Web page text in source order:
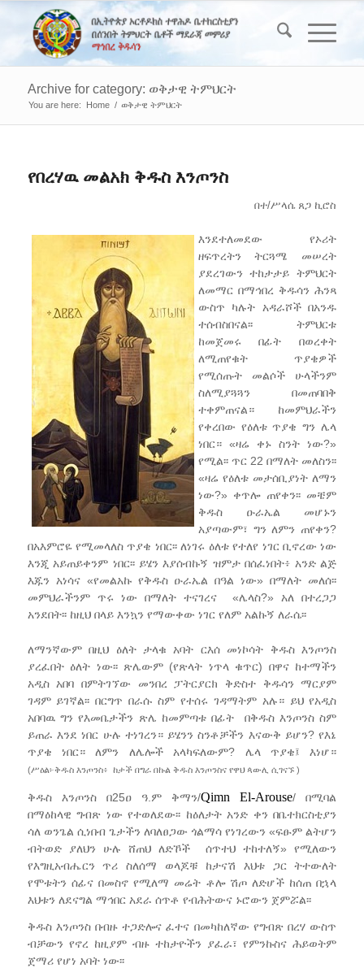
Archive for category: ወቅታዊ ትምህርት
You are here: Home / ወቅታዊ ትምህርት
የበረሃዉ መልአክ ቅዱስ እንጦንስ
በተ/ሥላሴ ጸጋ ኪሮስ
እንደተለመደው የኦሪት
ዘፍጥረትን ትርጓሜ መሠረት
ያደረገውን ተከታታይ ትምህርት
ለመማር በማኅበረ ቅዱሳን ሕንጻ
ውስጥ ካሉት አዳራሾች በአንዱ
ተሰብስበናል፡፡ ትምህርቱ
ከመጀመሩ በፊት በወረቀት
ለሚጠየቁት ጥያቄዎች
የሚሰጡት መልሶች ሁላችንም
ስለሚያጓጓን በመጠባበቅ
ተቀምጠናል። ከመምህራችን
የቀረበው የዕለቱ ጥያቄ ግን ሌላ
ነበር። «ዛሬ ቀኑ ስንት ነው?»
የሚል፡፡ ጥር 22 በማለት መለስን፡፡
«ዛሬ የዕለቱ መታሰቢያነት ለማን
ነው?» ቀጥሎ ጠየቀን፡፡ መቼም
ቅዱስ ዑራኤል መሆኑን
አያጣውም፣ ግን ለምን ጠየቀን?
በአእምሮዬ የሚመላለስ ጥያቄ ነበር፡፡ ለነገሩ ዕለቱ የተለየ ነገር ቢኖረው ነው
እንጂ አይጠይቀንም ነበር፡፡ ይሄን እያሰብኩኝ ዝምታ በሰፈነበት፥ አንድ ልጅ
እጁን አነሳና «የመልአኩ የቅዱስ ዑራኤል በዓል ነው» በማለት መለሰ፡፡
መምህራችንም ጥሩ ነው በማለት ተናገረና «ሌላስ?» አለ በተረጋጋ
አንደበት፡፡ ከዚህ በላይ እንኳን የማውቀው ነገር የለም አልኩኝ ለራሴ፡፡
ለማንኛውም በዚህ ዕለት ታላቁ አባት ርእሰ መነኮሳት ቅዱስ እንጦንስ
ያረፈበት ዕለት ነው፡፡ ጽሌውም (የጽላት ነጥላ ቁጥር) በዋና ከተማችን
አዲስ አበባ በምትገኘው መንበረ ፓትርያርክ ቅድስተ ቅዱሳን ማርያም
ገዳም ይገኛል፡፡ በርግጥ በራሱ ስም የተሰሩ ገዳማትም አሉ። ይህ የአዲስ
አበባዉ ግን የእመቤታችን ጽሌ ከመምጣቱ በፊት በቅዱስ እንጦንስ ስም
ይጠራ እንደ ነበር ሁሉ ተነገረን። ይሄንን ስንቶቻችን እናውቅ ይሆን? የእኔ
ጥያቄ ነበር። ለምን ለሌሎች አላካፍለውም? ሌላ ጥያቄ፤ እነሆ።
(ሥዕል፦ቅዱስ እንጦንስ፥ ከታች በግራ በኩል ቅዱስ እንጦንስና የዋህ ጳውሊ ሲገናኙ )
ቅዱስ እንጦንስ በ25ዐ ዓ.ም ቅማን/Qimn El-Arouse/ በሚባል
በማዕከላዊ ግብጽ ነው የተወለደው፡፡ ከዕለታት አንድ ቀን በቤተክርስቲያን
ሳለ ወንጌል ሲነበብ ጌታችን ለባለፀጋው ጎልማሳ የነገረውን «ፍፁም ልትሆን
ብትወድ ያለህን ሁሉ ሸጠህ ለድኾች ሰጥተህ ተከተለኝ» የሚለውን
የእግዚአብሔርን ጥሪ ስለሰማ ወላጆቹ ከታናሽ እህቱ ጋር ትተውለት
የሞቱትን ሰፊና በመስኖ የሚለማ መሬት ቶሎ ሽጦ ለድሆች ከሰጠ በኋላ
እህቱን ለደናግል ማኅበር አደራ ሰጥቶ የብሕትውና ኑሮውን ጀምሯል፡፡
ቅዱስ እንጦንስ በብዙ ተጋድሎና ፈተና በመካከለኛው የግብጽ በረሃ ውስጥ
ብቻውን የኖረ ከዚያም ብዙ ተከታዮችን ያፈራ፣ የምንኩስና ሕይወትም
ጀማሪ የሆነ አባት ነው፡፡